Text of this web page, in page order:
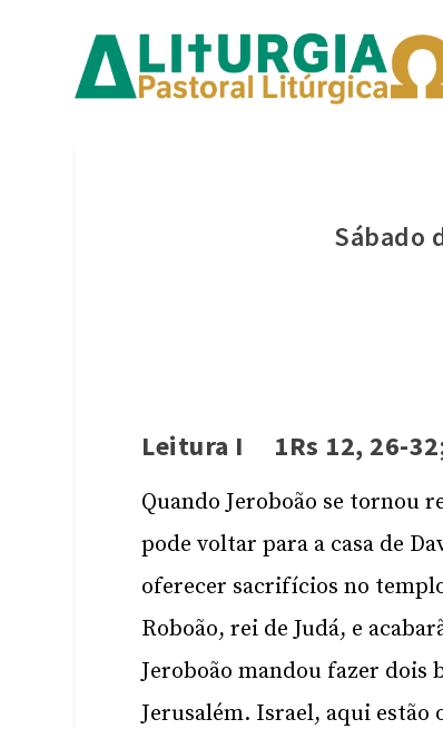
Sábado
Leitura I 1Rs 12, 26-
Quando Jeroboão se tornou
pode voltar para a casa de
oferecer sacrifícios no
Roboão, rei de Judá, e
Jeroboão mandou fazer dois
Jerusalém. Israel, aqui estão